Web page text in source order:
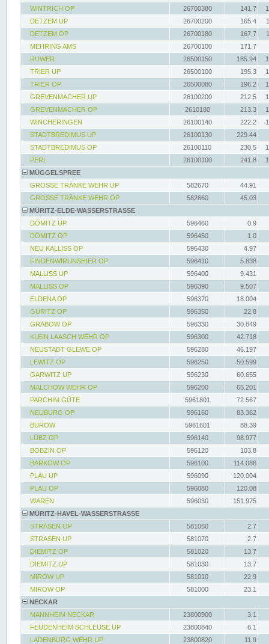
WINTRICH OP
26700380 141.7
DETZEM UP
26700200 165.4
DETZEM OP
26700180 167.7
MEHRING AMS
26700100
171.7
RUWER
26500150 185.94
TRIER UP
26500100 195.3
TRIER OP
26500080 196.2
GREVENMACHER UP
26100200 212.5
GREVENMACHER OP
2610180 213.3
WINCHERINGEN
26100140 222.2
STADTBREDIMUS UP
26100130
229.44
STADTBREDIMUS OP
26100110 230.5
PERL
26100100 241.8
MÜGGELSPREE
GROSSE TRÄNKE WEHR UP
582670
44.91
GROSSE TRÄNKE WEHR OP
582660
45.03
MÜRITZ-ELDE-WASSERSTRASSE
DÖMITZ UP
596460
0.9
DÖMITZ OP
596450
1.0
NEU KALLISS OP
596430
4.97
FINDENWIRUNSHIER OP
596410
5.838
MALLISS UP
596400
9.431
MALLISS OP
596390
9.507
ELDENA OP
596370
18.004
GÜRITZ OP
596350
22.8
GRABOW OP
596330
30.849
KLEIN LAASCH WEHR OP
596300
42.718
NEUSTADT GLEWE OP
596280
46.197
LEWITZ OP
596250
50.599
GARWITZ UP
596230
60.655
MALCHOW WEHR OP
596200
65.201
PARCHIM GÜTE
5961801
72.567
NEUBURG OP
596160
83.362
BUROW
5961601
88.39
LÜBZ OP
596140
98.977
BOBZIN OP
596120
103.8
BARKOW OP
596100
114.086
PLAU UP
596090
120.004
PLAU OP
596080
120.08
WAREN
596030
151.975
MÜRITZ-HAVEL-WASSERSTRASSE
STRASEN OP
581060
2.7
STRASEN UP
581070
2.7
DIEMITZ OP
581020
13.7
DIEMITZ UP
581030
13.7
MIROW UP
581010
22.9
MIROW OP
581000
23.1
NECKAR
MANNHEIM NECKAR
23800900
3.1
FEUDENHEIM SCHLEUSE UP
23800840
6.1
LADENBURG WEHR UP
23800820
11.9